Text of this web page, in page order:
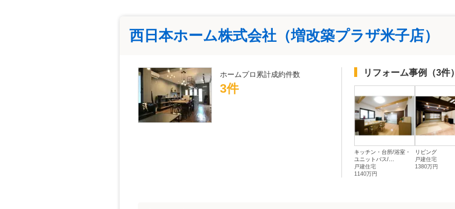
西日本ホーム株式会社（増改築プラザ米子店）
ホームプロ累計成約件数
3件
リフォーム事例 （3件）
キッチン・台所/浴室・
ユニットバス/...
戸建住宅
1140万円
リビング
戸建住宅
1380万円